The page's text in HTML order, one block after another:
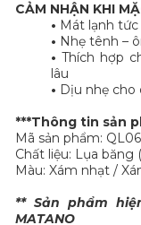
CẢM NHẬN KHI
• Mát lạnh
• Nhẹ tênh –
•Thích hợp
lâu
• Dịu nhẹ cho
***Thông tin sản
Mã sản phẩm:
Chất liệu: Lụa băng
Màu: Xám nhạt /
** Sản phẩm
MATANO